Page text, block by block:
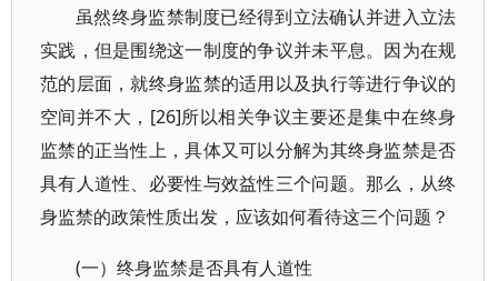
虽然终身监禁制度已经得到立法确认并进入立法
实践，但是围绕这一制度的争议并未平息。因为在规
范的层面，就终身监禁的适用以及执行等进行争议的
空间并不大，[26]所以相关争议主要还是集中在终身
监禁的正当性上，具体又可以分解为其终身监禁是否
具有人道性、必要性与效益性三个问题。那么，从终
身监禁的政策性质出发，应该如何看待这三个问题？
(一）终身监禁是否具有人道性